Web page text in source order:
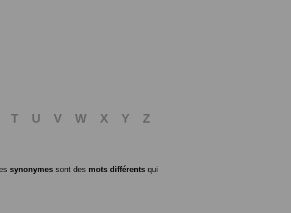
T U V W X Y
Z
synonymes sont des mots différents qui